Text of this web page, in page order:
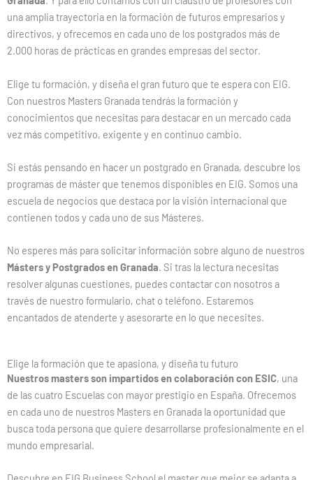
una amplia trayectoria en la formación de futuros empresarios y
directivos, y ofrecemos en cada uno de los postgrados más de
2.000 horas de prácticas en grandes empresas del sector.
Elige tu formación, y diseña el gran futuro que te espera con EIG.
Con nuestros Masters Granada tendrás la formación y
conocimientos que necesitas para destacar en un mercado cada
vez más competitivo, exigente y en continuo cambio.
Si estás pensando en hacer un postgrado en Granada, descubre los
programas de máster que tenemos disponibles en EIG. Somos una
escuela de negocios que destaca por la visión internacional que
contienen todos y cada uno de sus Másteres.
No esperes más para solicitar información sobre alguno de nuestros
Másters y Postgrados en Granada. Si tras la lectura necesitas
resolver algunas cuestiones, puedes contactar con nosotros a
través de nuestro formulario, chat o teléfono. Estaremos
encantados de atenderte y asesorarte en lo que necesites.
Elige la formación que te apasiona, y diseña tu futuro
Nuestros masters son impartidos en colaboración con ESIC, una
de las cuatro Escuelas con mayor prestigio en España. Ofrecemos
en cada uno de nuestros Masters en Granada la oportunidad que
busca toda persona que quiere desarrollarse profesionalmente en el
mundo empresarial.